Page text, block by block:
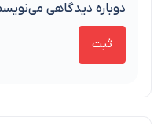
دوباره دیدگاهی